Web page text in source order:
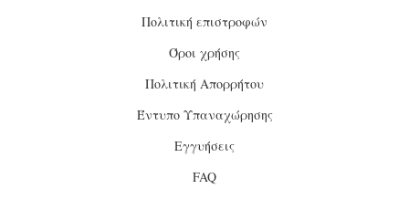
Πολιτική επιστροφών
Όροι χρήσης
Πολιτική Απορρήτου
Έντυπο Υπαναχώρησης
Εγγυήσεις
FAQ